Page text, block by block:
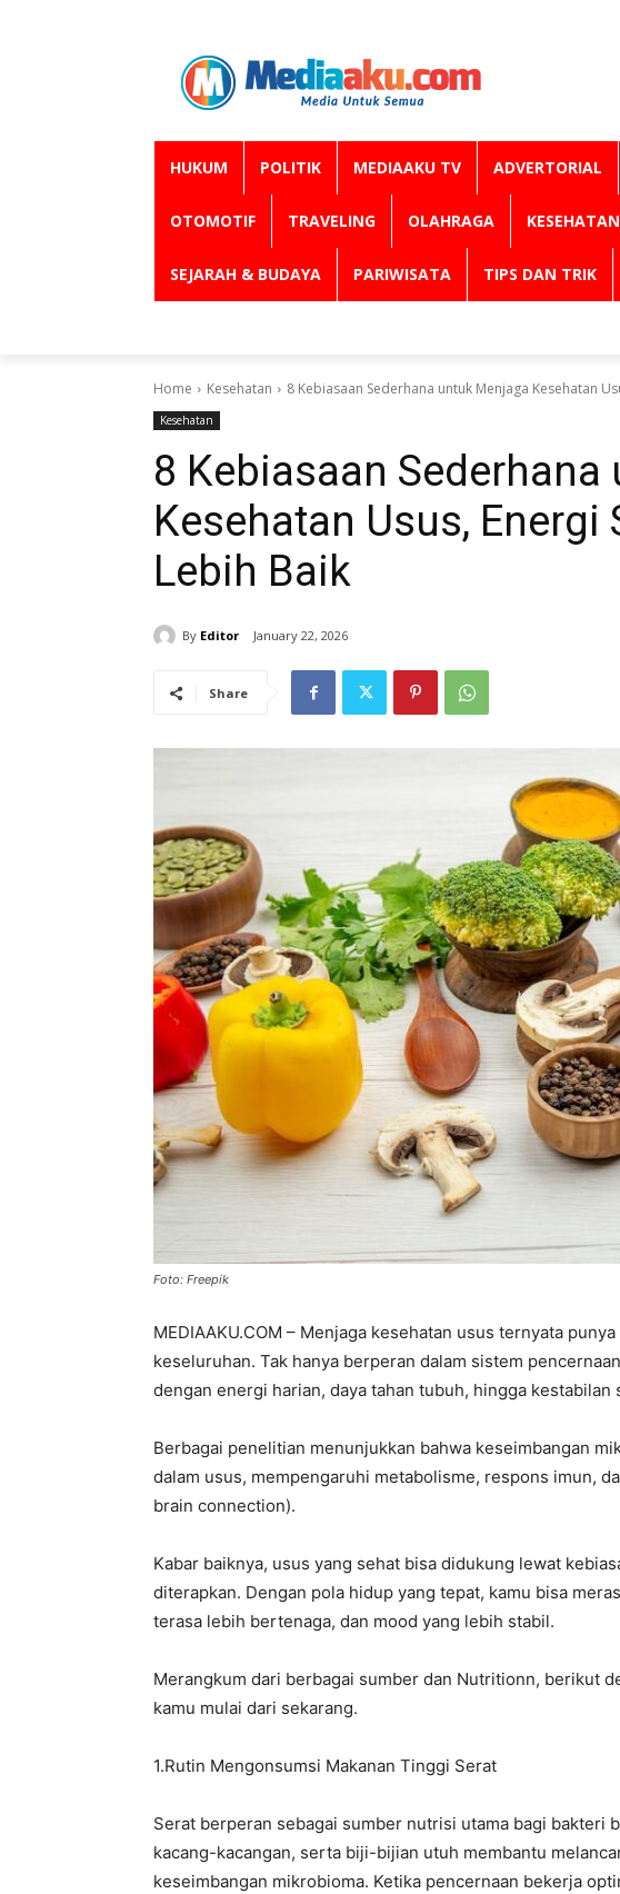
HUKUM POLITIK MEDIAAKU TV ADVERTORIAL
OTOMOTIF TRAVELING OLAHRAGA KESEHATAN
SEJARAH & BUDAYA PARIWISATA TIPS DAN TRIK
Home Kesehatan 8 Kebiasaan Sederhana untuk Menjaga Kesehatan
Kesehatan
8 Kebiasaan
Kesehatan Usus, Energi
Lebih Baik
By Editor January 22, 2026
Share
Foto: Freepik
MEDIAAKU.COM – Menjaga kesehatan usus ternyata
keseluruhan. Tak hanya berperan dalam sistem
dengan energi harian, daya tahan tubuh, hingga kestabilan
Berbagai penelitian menunjukkan bahwa keseimbangan
dalam usus, mempengaruhi metabolisme, respons imun,
brain connection).
‎Kabar baiknya, usus yang sehat bisa didukung lewat
diterapkan. Dengan pola hidup yang tepat, kamu bisa
terasa lebih bertenaga, dan mood yang lebih stabil.
Merangkum dari berbagai sumber dan Nutritionn, berikut
kamu mulai dari sekarang.
‎1.Rutin Mengonsumsi Makanan Tinggi Serat
‎Serat berperan sebagai sumber nutrisi utama bagi bakteri
kacang-kacangan, serta biji-bijian utuh membantu
keseimbangan mikrobioma. Ketika pencernaan bekerja